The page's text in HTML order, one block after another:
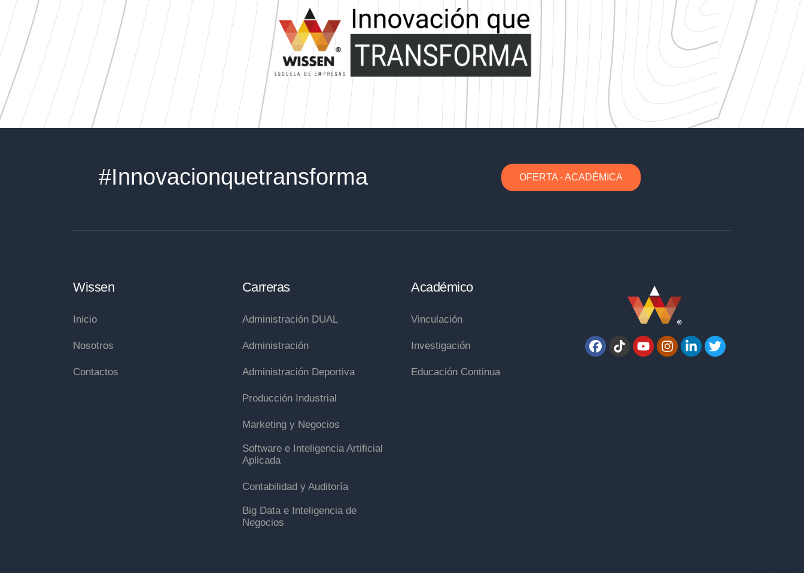
#Innovacionquetransforma OFERTA - ACADÉMICA
Wissen
Inicio
Nosotros
Contactos
Carreras
Administración DUAL
Administración
Administración Deportiva
Producción Industrial
Marketing y Negocios
Software e Inteligencia Artificial
Aplicada
Contabilidad y Auditoría
Big Data e Inteligencia de
Negocios
Académico
Vinculación
Investigación
Educación Continua